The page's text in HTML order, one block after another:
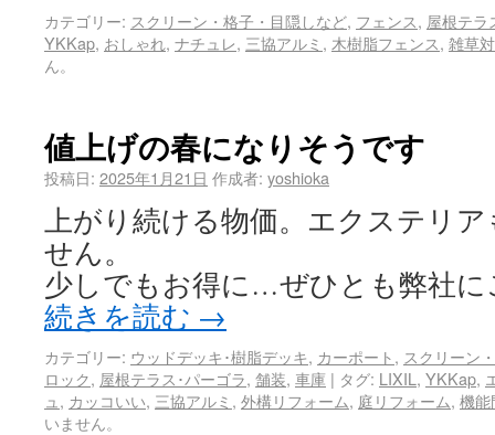
カテゴリー: スクリーン・格子・目隠しなど, フェンス, 屋根テラ
YKKap, おしゃれ, ナチュレ, 三協アルミ , 木樹脂フェンス, 雑草
ん。
値上げの春になりそうです
投稿日: 2025年1月21日 作成者: yoshioka
上がり続ける物価。エクステリ
せん。
少しでもお得に…ぜひとも弊社に
続きを読む →
カテゴリー: ウッドデッキ･樹脂デッキ, カーポート, スクリーン
ロック, 屋根テラス･パーゴラ, 舗装, 車庫 | タグ: LIXIL , YKKap,
ュ , カッコいい, 三協アルミ , 外構リフォーム, 庭リフォーム, 機能
いません。